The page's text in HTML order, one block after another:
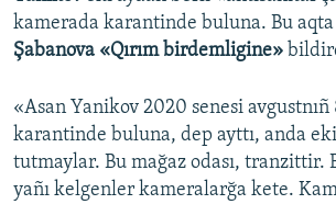
RFE/RS bütün saytları
kamerada karantinde buluna. Bu
Şabanova «Qırım birdemligine»
«Asan Yanikov 2020 senesi
karantinde buluna, dep ayttı, anda
tutmaylar. Bu mağaz odası, tranzittir.
yañı kelgenler kameralarğa kete.